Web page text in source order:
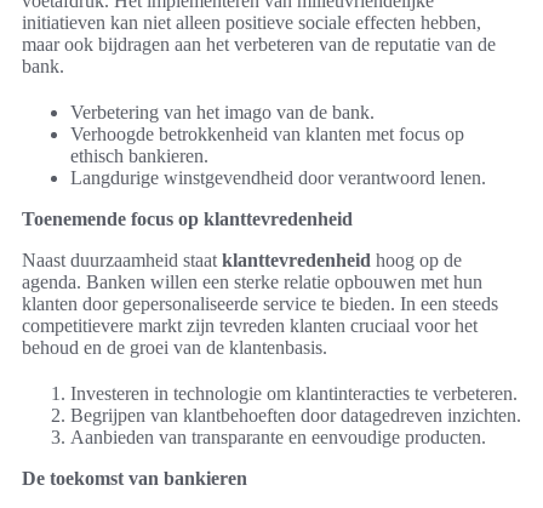
initiatieven kan niet alleen positieve sociale effecten hebben,
maar ook bijdragen aan het verbeteren van de reputatie van de
bank.
Verbetering van het imago van de bank.
Verhoogde betrokkenheid van klanten met focus op
ethisch bankieren.
Langdurige winstgevendheid door verantwoord lenen.
Toenemende focus op klanttevredenheid
Naast duurzaamheid staat klanttevredenheid hoog op de
agenda. Banken willen een sterke relatie opbouwen met hun
klanten door gepersonaliseerde service te bieden. In een steeds
competitievere markt zijn tevreden klanten cruciaal voor het
behoud en de groei van de klantenbasis.
Investeren in technologie om klantinteracties te verbeteren.
Begrijpen van klantbehoeften door datagedreven inzichten.
Aanbieden van transparante en eenvoudige producten.
De toekomst van bankieren